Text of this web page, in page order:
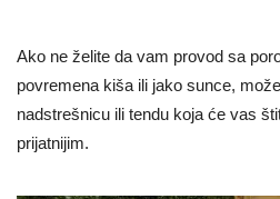
Ako ne želite da vam provod sa
povremena kiša ili jako sunce,
nadstrešnicu ili tendu koja će vas
prijatnijim.